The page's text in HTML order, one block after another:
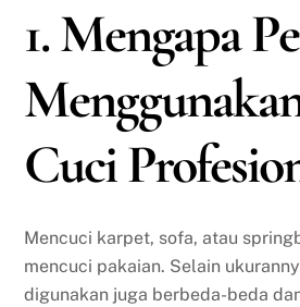
1. Mengapa
Cuci
Mencuci karpet, sofa, atau
mencuci pakaian. Selain
digunakan juga berbeda-beda